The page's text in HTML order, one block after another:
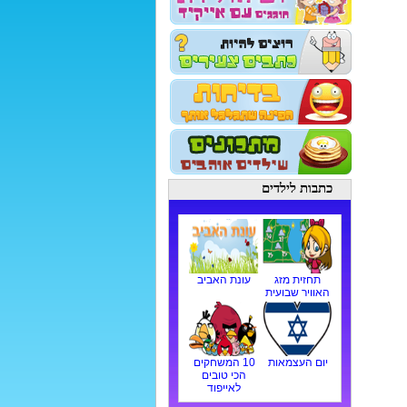
כתבות לילדים
תחזית מזג
האוויר שבועית
עונת האביב
יום העצמאות
10 המשחקים
הכי טובים
לאייפוד